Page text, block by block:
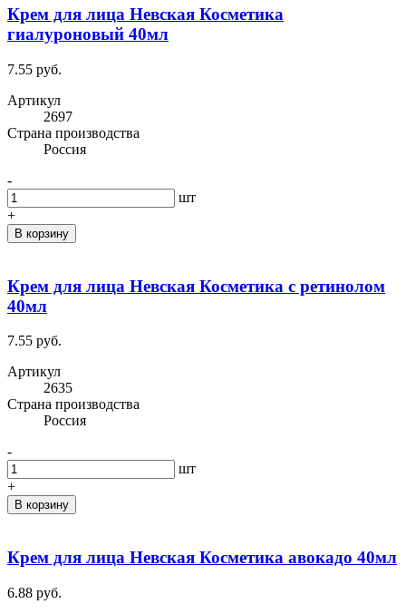
Крем для лица Невская Косметика
гиалуроновый 40мл
7.55 руб.
Артикул
2697
Cтрана производства
Россия
-
шт
+
В корзину
Крем для лица Невская Косметика с ретинолом
40мл
7.55 руб.
Артикул
2635
Cтрана производства
Россия
-
шт
+
В корзину
Крем для лица Невская Косметика авокадо 40мл
6.88 руб.